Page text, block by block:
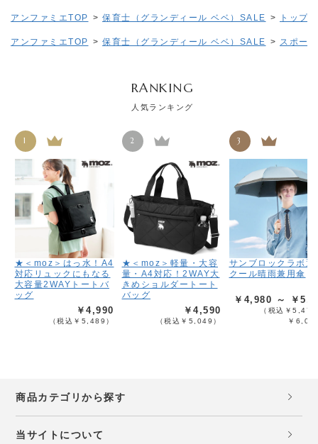
アンファミエTOP > 保育士（グランディール ベベ）SALE > トップ
アンファミエTOP > 保育士（グランディール ベベ）SALE > スポー
RANKING
人気ランキング
1
★＜moz＞はっ水！A4
対応リュックにもなる
大容量2WAYトートバ
ッグ
￥4,990
（税込￥5,489）
2
★＜moz＞軽量・大容
量・A4対応！2WAY大
きめショルダートート
バッグ
￥4,590
（税込￥5,049）
3
サンブロックラボ遮
クール晴雨兼用傘
￥4,980 ～ ￥
（税込￥
￥
商品カテゴリから探す
当サイトについて